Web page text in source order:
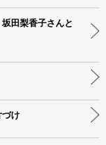
田梨香子さんと
け